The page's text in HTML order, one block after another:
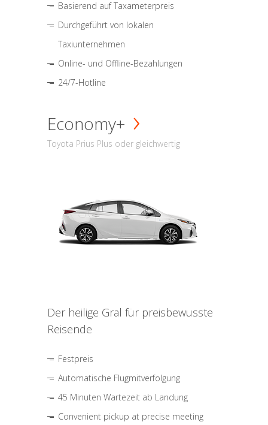
Basierend auf Taxameterpreis
Durchgeführt von lokalen
Taxiunternehmen
Online- und Offline-Bezahlungen
24/7-Hotline
Economy+
Toyota Prius Plus oder gleichwertig
Der heilige Gral für preisbewusste
Reisende
Festpreis
Automatische Flugmitverfolgung
45 Minuten Wartezeit ab Landung
Convenient pickup at precise meeting